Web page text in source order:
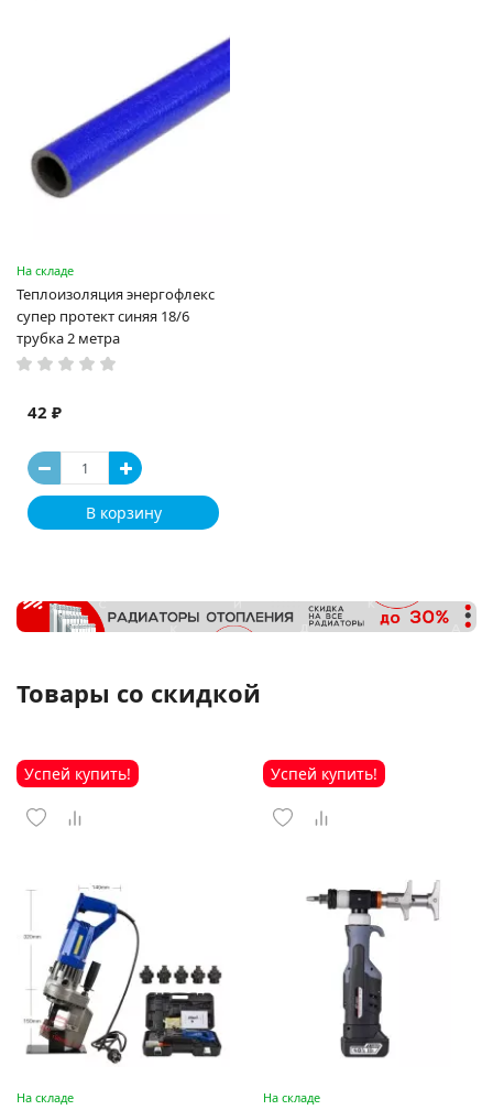
На складе
Теплоизоляция энергофлекс
супер протект синяя 18/6
трубка 2 метра
42 ₽
В корзину
Товары со скидкой
Успей купить!
На складе
Успей купить!
На складе